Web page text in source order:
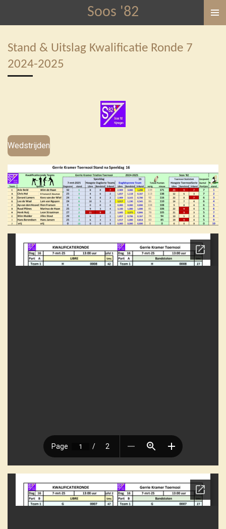
direct
de
hoofdinhoud
Soos '82
Stand & Uitslag Kwalificatie Ronde 7
2024-2025
Wedstrijden